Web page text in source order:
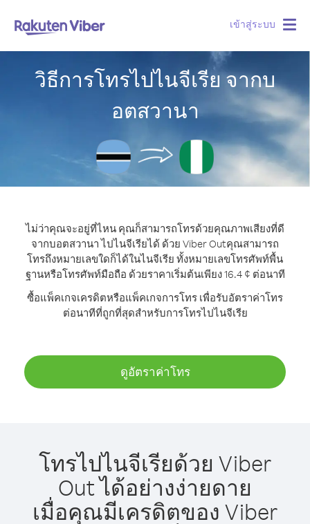
เข้าสู่ระบบ
วิธีการโทรไปไนจีเรีย จากบ
อตสวานา
ไม่ว่าคุณจะอยู่ที่ไหน คุณก็สามารถโทรด้วยคุณภาพเสียงที่ดี
จากบอตสวานา ไปไนจีเรียได้ ด้วย Viber Outคุณสามารถ
โทรถึงหมายเลขใดก็ได้ในไนจีเรีย ทั้งหมายเลขโทรศัพท์พื้น
ฐานหรือโทรศัพท์มือถือ ด้วยราคาเริ่มต้นเพียง 16.4 ¢ ต่อนาที
ซื้อแพ็คเกจเครดิตหรือแพ็คเกจการโทร เพื่อรับอัตราค่าโทร
ต่อนาทีที่ถูกที่สุดสำหรับการโทรไปไนจีเรีย
ดูอัตราค่าโทร
โทรไปไนจีเรียด้วย Viber
Out ได้อย่างง่ายดาย
เมื่อคุณมีเครดิตของ Viber